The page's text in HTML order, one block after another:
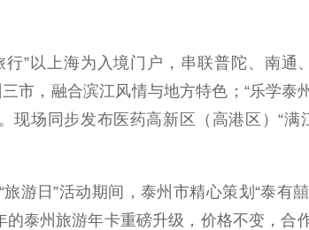
以上海为入境门户，串联普陀、南通
市，融合滨江风情与地方特色；“乐学泰
场同步发布医药高新区（高港区）“满
日”活动期间，泰州市精心策划“泰有囍
泰州旅游年卡重磅升级，价格不变，合